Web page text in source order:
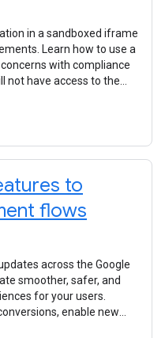
in a sandboxed iframe
Learn how to use a
with compliance
not have access to the
to
flows
across the Google
smoother, safer, and
for your users.
enable new